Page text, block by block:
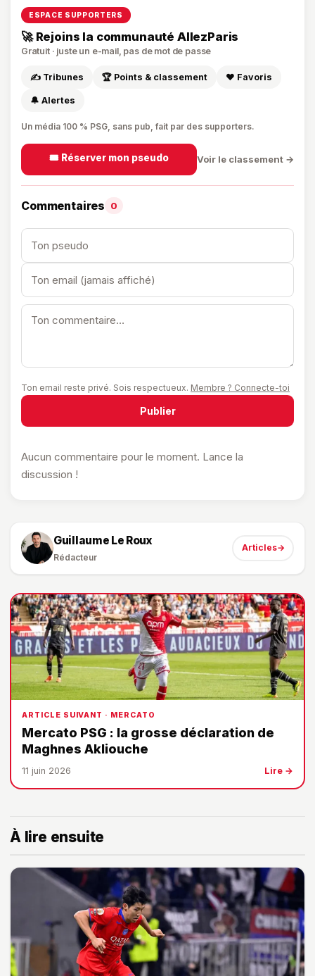
ESPACE SUPPORTERS
🚀 Rejoins la communauté AllezParis
Gratuit · juste un e-mail, pas de mot de passe
✍️ Tribunes 🏆 Points & classement ❤️ Favoris
🔔 Alertes
Un média 100 % PSG, sans pub, fait par des supporters.
🎟️ Réserver mon pseudo Voir le classement →
Commentaires 0
Ton email reste privé. Sois respectueux. Membre ? Connecte-toi
Publier
Aucun commentaire pour le moment. Lance la
discussion !
Guillaume Le Roux
Rédacteur
Articles→
ARTICLE SUIVANT · MERCATO
Mercato PSG : la grosse déclaration de
Maghnes Akliouche
11 juin 2026 Lire →
À lire ensuite